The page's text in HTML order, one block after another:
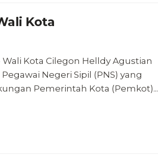
Kota
Wali Kota Cilegon Helldy Agustian
Negeri Sipil (PNS) yang
Pemerintah Kota (Pemkot)...